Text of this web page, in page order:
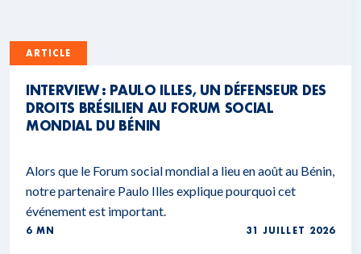
ARTICLE
INTERVIEW : PAULO ILLES, UN DÉFENSEUR DES
DROITS BRÉSILIEN AU FORUM SOCIAL
MONDIAL DU BÉNIN
Alors que le Forum social mondial a lieu en août au Bénin,
notre partenaire Paulo Illes explique pourquoi cet
événement est important.
6 MN 31 JUILLET 2026